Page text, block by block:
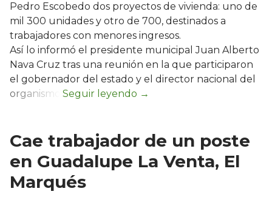
Pedro Escobedo dos proyectos de vivienda: uno de
mil 300 unidades y otro de 700, destinados a
trabajadores con menores ingresos.
Así lo informó el presidente municipal Juan Alberto
Nava Cruz tras una reunión en la que participaron
el gobernador del estado y el director nacional del
organismo.
Cae trabajador de un poste
en Guadalupe La Venta, El
Marqués